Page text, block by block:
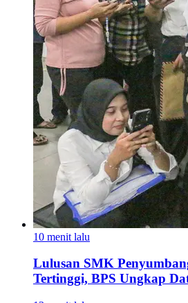
10 menit lalu
Lulusan SMK
Tertinggi, BPS Ungkap